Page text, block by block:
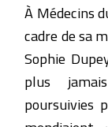
À Médecins
cadre de sa
Sophie
plus
poursuivies